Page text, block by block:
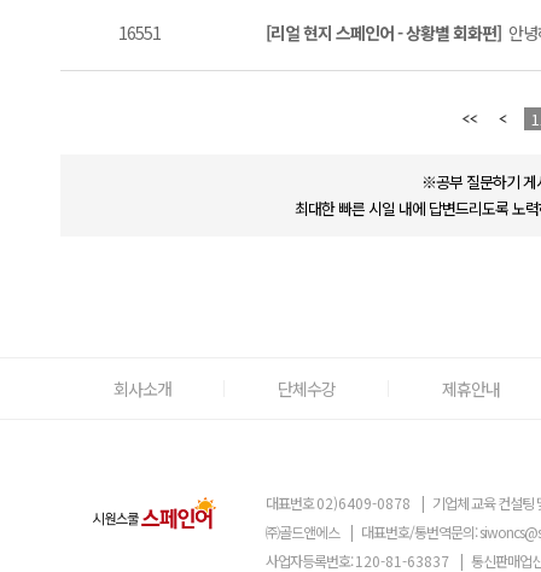
16551 [리얼 현지 스페인어 - 상황별 회화편] 안
※공부 질문하기 게
최대한 빠른 시일 내에 답변드리도록 노
회사소개 단체수강 제휴안내
대표번호02)6409-0878 | 기업체 교육 컨설팅
㈜골드앤에스 | 대표번호/통번역문의:
사업자등록번호:120-81-63837 | 통신판매업